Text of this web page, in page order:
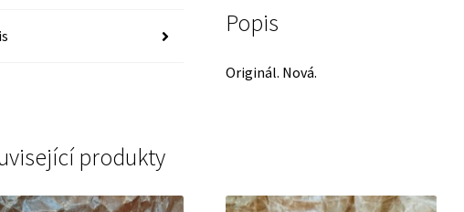
Popis
Originál. Nová.
produkty